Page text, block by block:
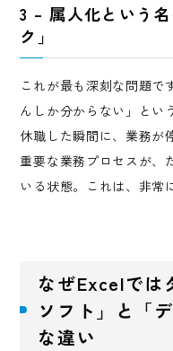
3 – 属人化という
ク」
これが最も深刻な問題で
んしか分からない」とい
休職した瞬間に、業務が
重要な業務プロセスが、
いる状態。これは、非常
なぜExcelでは
ソフト」と「
な違い